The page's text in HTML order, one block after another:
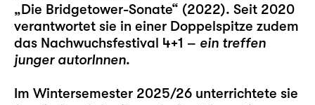
„Die Bridgetower-Sonate“ (2022). Seit 2020
verantwortet sie in einer Doppelspitze zudem
das Nachwuchsfestival 4+1 – ein treffen
junger autorInnen.
Im Wintersemester 2025/26 unterrichtete sie